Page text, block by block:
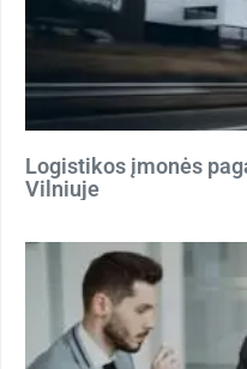
Logistikos įmonės
Vilniuje